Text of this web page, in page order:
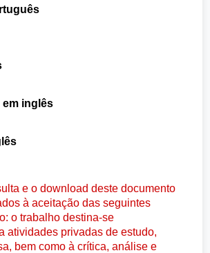
em inglês
e o download deste documento
à aceitação das seguintes
o trabalho destina-se
atividades privadas de estudo,
bem como à crítica, análise e